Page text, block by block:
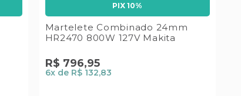
PIX 10%
Martelete Combinado 24mm
HR2470 800W 127V Makita
R$ 796,95
6x de R$ 132,83